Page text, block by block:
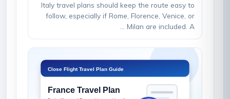
Italy travel plans should keep the route easy to
follow, especially if Rome, Florence, Venice, or
Milan are included. A ...